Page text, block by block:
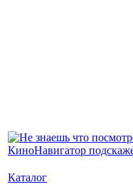
Каталог